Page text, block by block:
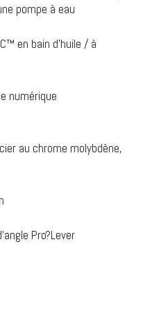
pompe à eau
en bain d’huile / à
numérique
au chrome molybdène,
Pro?Lever